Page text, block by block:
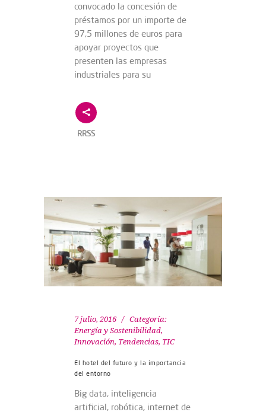
convocado la concesión de
préstamos por un importe de
97,5 millones de euros para
apoyar proyectos que
presenten las empresas
industriales para su
RRSS
7 julio, 2016
Categoría:
Energía y Sostenibilidad,
Innovación, Tendencias, TIC
El hotel del futuro y la importancia
del entorno
Big data, inteligencia
artificial, robótica, internet de